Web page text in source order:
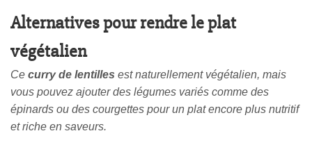
Alternatives pour rendre le plat
végétalien
Ce curry de lentilles est naturellement végétalien, mais
vous pouvez ajouter des légumes variés comme des
épinards ou des courgettes pour un plat encore plus nutritif
et riche en saveurs.